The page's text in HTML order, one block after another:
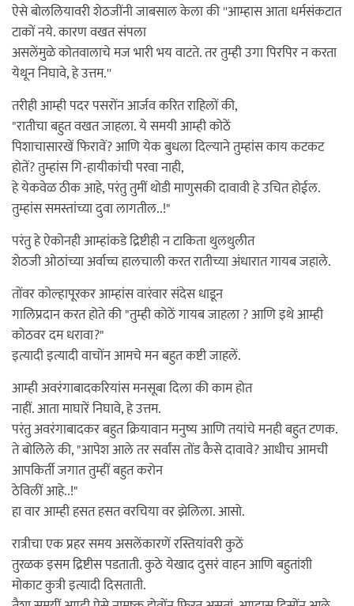
ऐसे बोललियावरी शेठजींनी जाबसाल केला की ''आम्हास आता धर्मसंकटात
टाकों नये. कारण वखत संपला
असलेंमुळे कोतवालाचे मज भारी भय वाटते. तर तुम्ही उगा पिरपिर न करता
येथून निघावे, हे उत्तम.''
तरीही आम्ही पदर पसरोंन आर्जव करित राहिलों की,
"रातीचा बहुत वखत जाहला. ये समयी आम्ही कोठें
पिशाचासारखें फिरावें? आणि येक बुधला दिल्याने तुम्हांस काय कटकट
होतें? तुम्हांस गि-हायीकांची परवा नाही,
हे येकवेळ ठीक आहे, परंतु तुमीं थोडी माणुसकी दावावी हे उचित होईल.
तुम्हांस समस्तांच्या दुवा लागतील..!"
परंतु हे ऐकोनही आम्हांकडे द्रिष्टीही न टाकिता थुलथुलीत
शेठजी ओठांच्या अर्वाच्च हालचाली करत रातीच्या अंधारात गायब जहाले.
तोंवर कोल्हापूरकर आम्हांस वारंवार संदेस धाडून
गालिप्रदान करत होते की "तुम्ही कोठें गायब जाहला ? आणि इथे आम्ही
कोठवर दम धरावा?"
इत्यादी इत्यादी वाचोंन आमचे मन बहुत कष्टी जाहलें.
आम्ही अवरंगाबादकरियांस मनसूबा दिला की काम होत
नाहीं. आता माघारें निघावे, हे उत्तम.
परंतु अवरंगाबादकर बहुत क्रियावान मनुष्य आणि तयांचे मनही बहुत टणक.
ते बोलिले की, "आपेश आले तर सर्वांस तोंड कैसे दावावे? आधीच आमची
आपकिर्ती जगात तुम्हीं बहुत करोन
ठेविलीं आहे..!"
हा वार आम्ही हसत हसत वरचिया वर झेलिला. आसो.
रात्रीचा एक प्रहर समय असलेंकारणें रस्तियांवरी कुठें
तुरळक इसम द्रिष्टीस पडताती. कुठे येखाद दुसरं वाहन आणि बहुतांशी
मोकाट कुत्री इत्यादी दिसताती.